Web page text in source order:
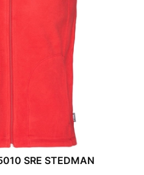
SRE STEDMAN